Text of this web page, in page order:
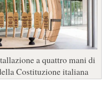
a quattro mani di
Costituzione italiana